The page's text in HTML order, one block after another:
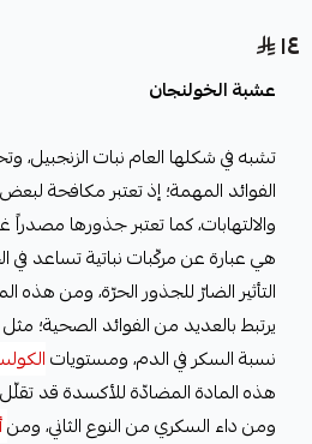
١٤
عشبة الخولنجان
تشبه في شكلها العام نبات الزنجبيل،
الفوائد المهمة؛ إذ تعتبر مكافحة
والالتهابات، كما تعتبر جذورها مصدراً
هي عبارة عن مركّبات نباتية تساعد في
التأثير الضارّ للجذور الحرّة، ومن هذه
يرتبط بالعديد من الفوائد الصحية؛
نسبة السكر في الدم، ومستويات
هذه المادة المضادّة للأكسدة قد
ومن داء السكري من النوع الثاني، ومن